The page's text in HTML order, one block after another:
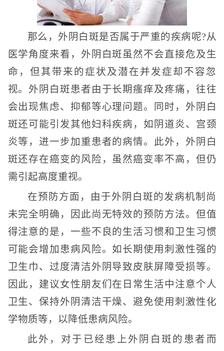
那么，外阴白斑是否属于严重的疾病呢?从
医学角度来看，外阴白斑虽然不会直接危及生
命，但其带来的症状及潜在并发症却不容忽
视。外阴白斑患者由于长期瘙痒及疼痛，往往
会出现焦虑、抑郁等心理问题。同时，外阴白
斑还可能引发其他妇科疾病，如阴道炎、宫颈
炎等，进一步加重患者的病情。此外，外阴白
斑还存在癌变的风险，虽然癌变率不高，但仍
需引起高度重视。
在预防方面，由于外阴白斑的发病机制尚
未完全明确，因此尚无特效的预防方法。但值
得注意的是，一些不良的生活习惯和卫生习惯
可能会增加患病风险。如长期使用刺激性强的
卫生巾、过度清洁外阴导致皮肤屏障受损等。
因此，建议女性朋友们在日常生活中注意个人
卫生、保持外阴清洁干燥、避免使用刺激性化
学物质等，以降低患病风险。
此外，对于已经患上外阴白斑的患者而